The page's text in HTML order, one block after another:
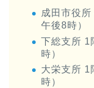
成田市役
午後8時）
下総支所 1
時）
大栄支所 1
時）